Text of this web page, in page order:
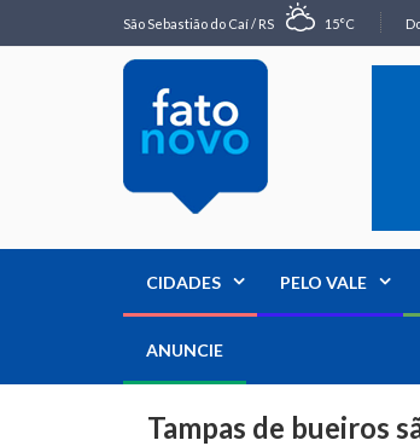
São Sebastião do Caí / RS 15°C
CIDADES PELO VALE
ANUNCIE
Tampas de bueiros